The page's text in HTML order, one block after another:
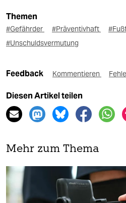
Themen
#Gefährder #Präventivhaft
#Unschuldsvermutung
Feedback Kommentieren
Diesen Artikel teilen
Mehr zum Thema